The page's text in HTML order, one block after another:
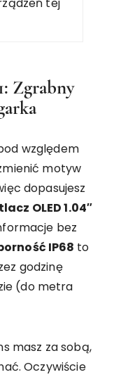
Zgrabny
względem
motyw
dopasujesz
OLED 1.04″
bez
IP68 to
godzinę
(do metra
masz za sobą,
Oczywiście